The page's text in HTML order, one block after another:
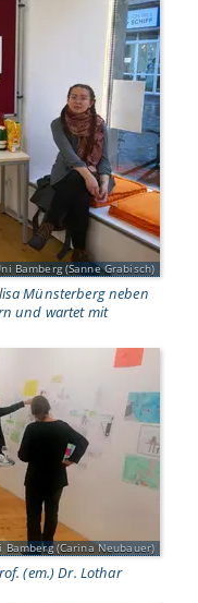
Bamberg (Sanne Grabisch)
Münsterberg neben
und wartet mit
Bamberg (Carina Neubauer)
(em.) Dr. Lothar